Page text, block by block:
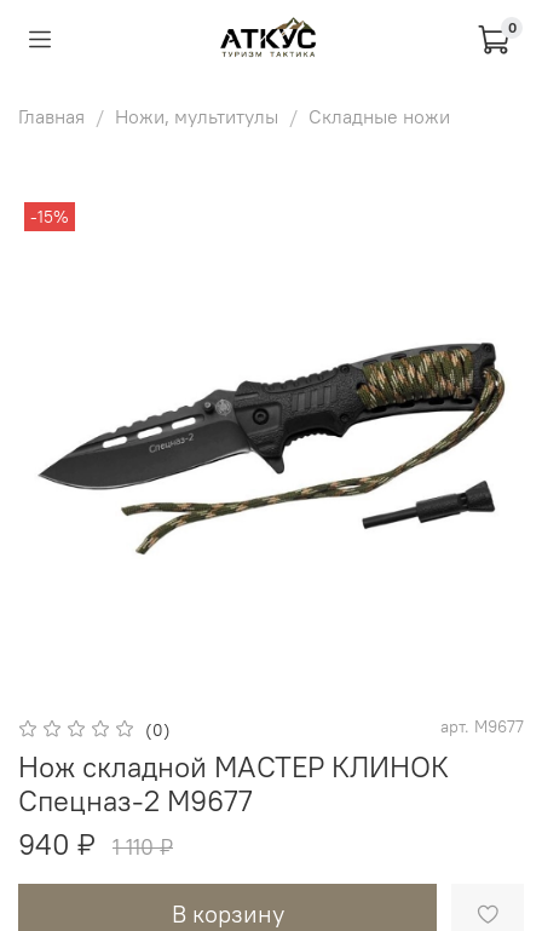
0
Главная Ножи, мультитулы Складные ножи
-15%
(0) арт. M9677
Нож складной МАСТЕР КЛИНОК
Спецназ-2 M9677
940 ₽
1 110 ₽
В корзину